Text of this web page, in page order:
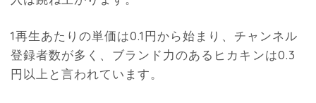
1再生あたりの単価は0.1円から始まり、チャンネル
登録者数が多く、ブランド力のあるヒカキンは0.3
円以上と言われています。